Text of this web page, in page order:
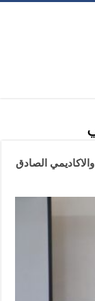
الصادق